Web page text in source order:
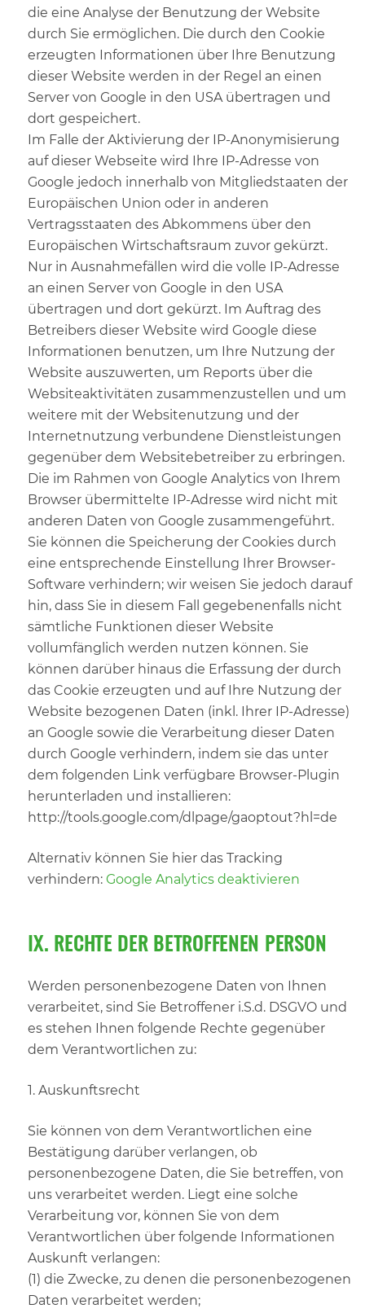
die eine Analyse der Benutzung der Website
durch Sie ermöglichen. Die durch den Cookie
erzeugten Informationen über Ihre Benutzung
dieser Website werden in der Regel an einen
Server von Google in den USA übertragen und
dort gespeichert.
Im Falle der Aktivierung der IP-Anonymisierung
auf dieser Webseite wird Ihre IP-Adresse von
Google jedoch innerhalb von Mitgliedstaaten der
Europäischen Union oder in anderen
Vertragsstaaten des Abkommens über den
Europäischen Wirtschaftsraum zuvor gekürzt.
Nur in Ausnahmefällen wird die volle IP-Adresse
an einen Server von Google in den USA
übertragen und dort gekürzt. Im Auftrag des
Betreibers dieser Website wird Google diese
Informationen benutzen, um Ihre Nutzung der
Website auszuwerten, um Reports über die
Websiteaktivitäten zusammenzustellen und um
weitere mit der Websitenutzung und der
Internetnutzung verbundene Dienstleistungen
gegenüber dem Websitebetreiber zu erbringen.
Die im Rahmen von Google Analytics von Ihrem
Browser übermittelte IP-Adresse wird nicht mit
anderen Daten von Google zusammengeführt.
Sie können die Speicherung der Cookies durch
eine entsprechende Einstellung Ihrer Browser-
Software verhindern; wir weisen Sie jedoch darauf
hin, dass Sie in diesem Fall gegebenenfalls nicht
sämtliche Funktionen dieser Website
vollumfänglich werden nutzen können. Sie
können darüber hinaus die Erfassung der durch
das Cookie erzeugten und auf Ihre Nutzung der
Website bezogenen Daten (inkl. Ihrer IP-Adresse)
an Google sowie die Verarbeitung dieser Daten
durch Google verhindern, indem sie das unter
dem folgenden Link verfügbare Browser-Plugin
herunterladen und installieren:
http://tools.google.com/dlpage/gaoptout?hl=de
Alternativ können Sie hier das Tracking
verhindern: Google Analytics deaktivieren
IX. RECHTE DER BETROFFENEN PERSON
Werden personenbezogene Daten von Ihnen
verarbeitet, sind Sie Betroffener i.S.d. DSGVO und
es stehen Ihnen folgende Rechte gegenüber
dem Verantwortlichen zu:
1. Auskunftsrecht
Sie können von dem Verantwortlichen eine
Bestätigung darüber verlangen, ob
personenbezogene Daten, die Sie betreffen, von
uns verarbeitet werden. Liegt eine solche
Verarbeitung vor, können Sie von dem
Verantwortlichen über folgende Informationen
Auskunft verlangen:
(1) die Zwecke, zu denen die personenbezogenen
Daten verarbeitet werden;